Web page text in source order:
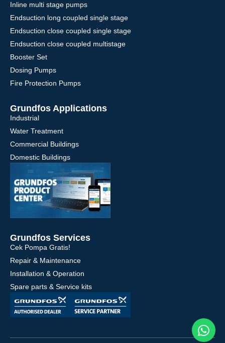
Inline multi stage pumps
Endsuction long coupled single stage
Endsuction close coupled single stage
Endsuction close coupled multistage
Booster Set
Dosing Pumps
Fire Protection Pumps
Grundfos Applications
Industrial
Water Treatment
Commercial Buildings
Domestic Buildings
Grundfos Services
Cek Pompa Gratis!
Repair & Maintenance
Installation & Operation
Spare parts & Service kits